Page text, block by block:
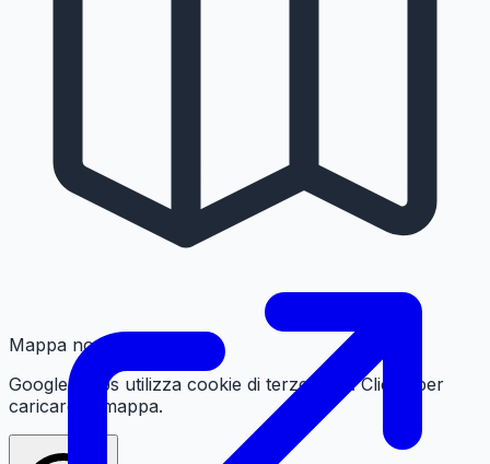
Mappa non caricata
Google Maps utilizza cookie di terze parti. Clicca per
caricare la mappa.